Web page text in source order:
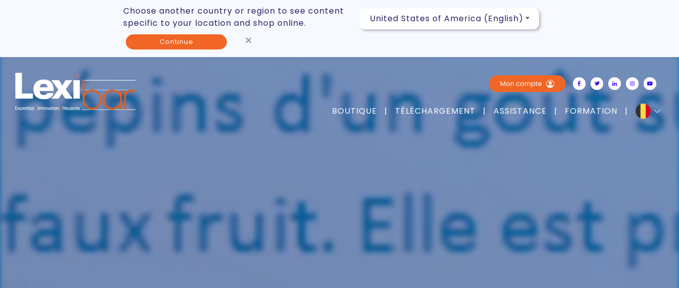
Choose another country or region to see content
specific to your location and shop online.
Continue ×
Mon compte
BOUTIQUE | TÉLÉCHARGEMENT | ASSISTANCE | FORMATION |